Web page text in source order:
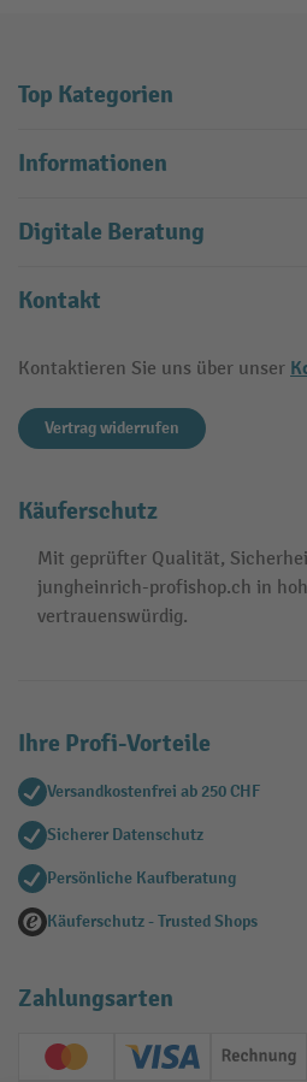
Top Kategorien
Informationen
Digitale Beratung
Kontakt
Kontaktieren Sie uns über unser
Vertrag widerrufen
Käuferschutz
Mit geprüfter Qualität,
jungheinrich-profishop.ch in
vertrauenswürdig.
Ihre Profi-Vorteile
Versandkostenfrei ab 250 CHF
Sicherer Datenschutz
Persönliche Kaufberatung
Käuferschutz - Trusted Shops
Zahlungsarten
Creditcard (Master)Creditcard (Visa)